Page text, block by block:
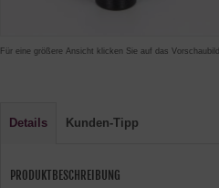
Für eine größere Ansicht klicken Sie auf das Vorschaubild
Details Kunden-Tipp
PRODUKTBESCHREIBUNG